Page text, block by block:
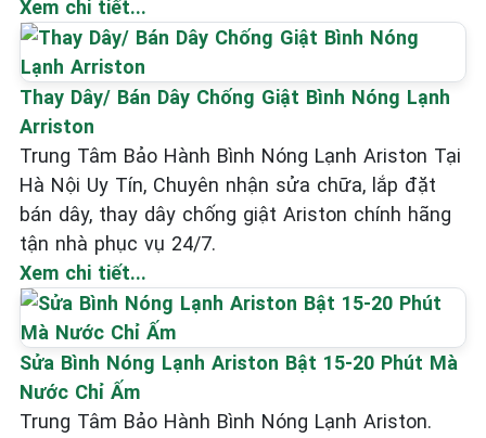
Xem chi tiết...
Thay Dây/ Bán Dây Chống Giật Bình Nóng Lạnh
Arriston
Trung Tâm Bảo Hành Bình Nóng Lạnh Ariston Tại
Hà Nội Uy Tín, Chuyên nhận sửa chữa, lắp đặt
bán dây, thay dây chống giật Ariston chính hãng
tận nhà phục vụ 24/7.
Xem chi tiết...
Sửa Bình Nóng Lạnh Ariston Bật 15-20 Phút Mà
Nước Chỉ Ấm
Trung Tâm Bảo Hành Bình Nóng Lạnh Ariston.